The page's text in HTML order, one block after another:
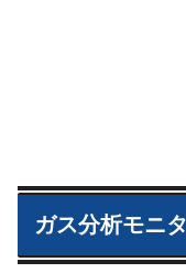
ガス分析モニ